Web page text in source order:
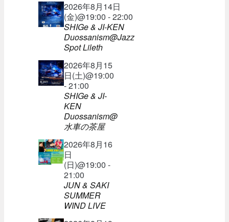
2026年8月14日
(金)@19:00 - 22:00
SHIGe & JI-KEN
Duossanism@Jazz
Spot Lileth
2026年8月15
日(土)@19:00
- 21:00
SHIGe & JI-
KEN
Duossanism@
水車の茶屋
2026年8月16
日
(日)@19:00 -
21:00
JUN & SAKI
SUMMER
WIND LIVE